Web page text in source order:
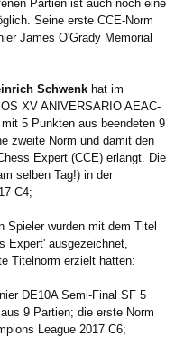
Partien ist auch noch eine
Seine erste CCE-Norm
James O'Grady Memorial
Schwenk hat im
XV ANIVERSARIO AEAC-
5 Punkten aus beendeten 9
zweite Norm und damit den
Expert (CCE) erlangt. Die
selben Tag!) in der
C4;
Spieler wurden mit dem Titel
Expert' ausgezeichnet,
Titelnorm erzielt hatten:
DE10A Semi-Final SF 5
9 Partien; die erste Norm
League 2017 C6;